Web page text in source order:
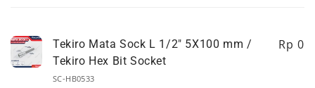
Tekiro Mata Sock L 1/2" 5X100 mm /
Tekiro Hex Bit Socket
SC-HB0533
Rp 0